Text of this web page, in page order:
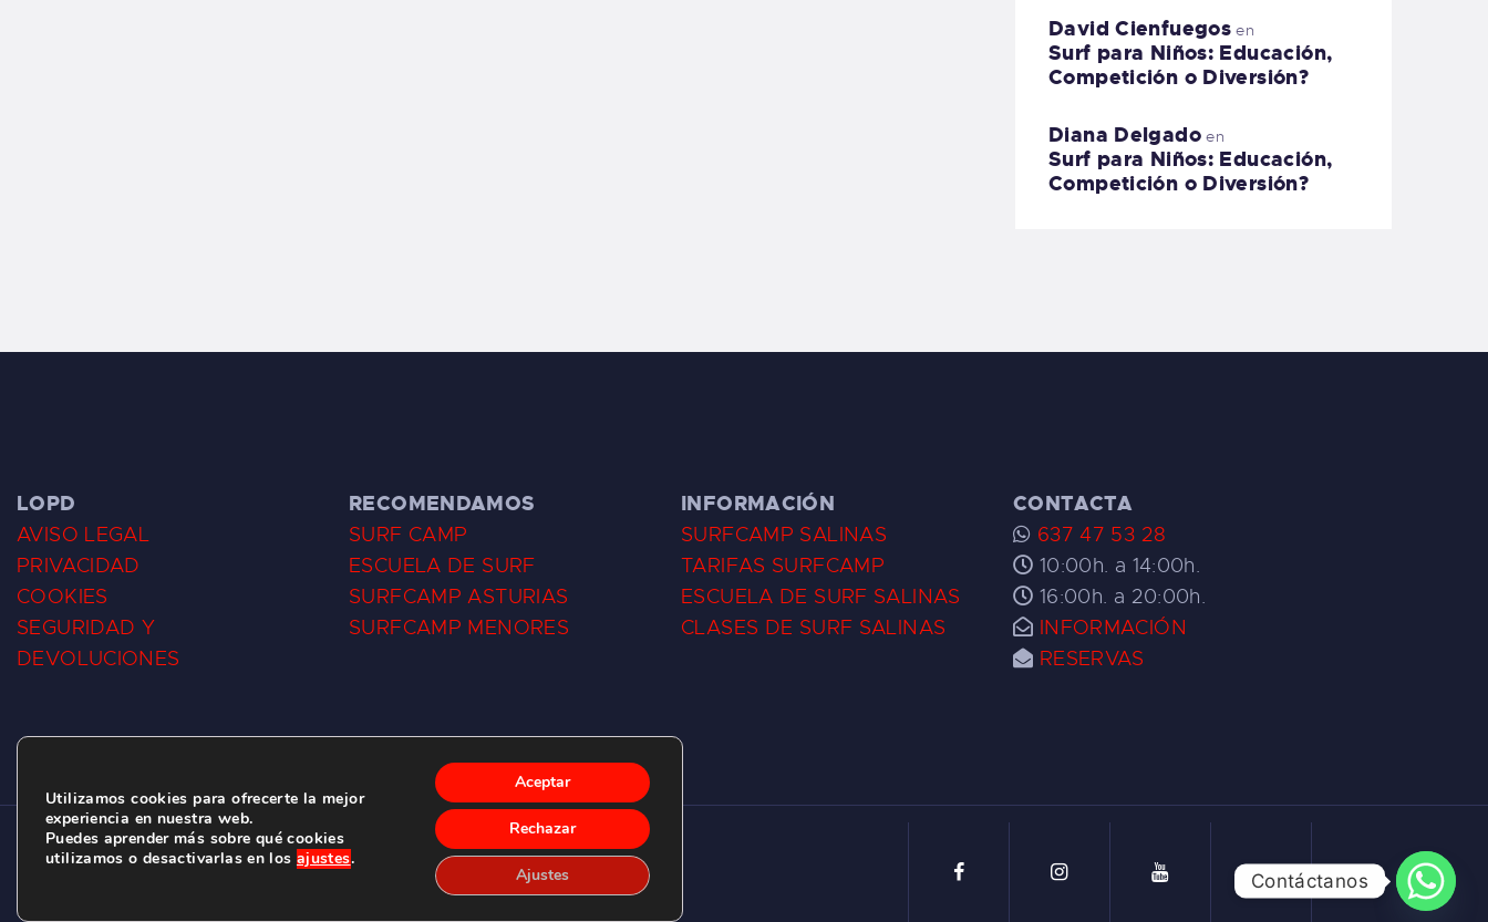
David Cienfuegos en
Surf para Niños: Educación,
Competición o Diversión?
Diana Delgadoen
Surf para Niños: Educación,
Competición o Diversión?
LOPD
AVISO LEGAL
PRIVACIDAD
COOKIES
SEGURIDAD Y
DEVOLUCIONES
RECOMENDAMOS
SURF CAMP
ESCUELA DE SURF
SURFCAMP ASTURIAS
SURFCAMP MENORES
INFORMACIÓN
SURFCAMP SALINAS
TARIFAS SURFCAMP
ESCUELA DE SURF SALINAS
CLASES DE SURF SALINAS
CONTACTA
637 47 53 28
10:00h. a 14:00h.
16:00h. a 20:00h.
INFORMACIÓN
RESERVAS
CLUB DE SURF LAS DUNAS ©2026.
C/ BERNARDO ÁLVAREZ GALAN 1, SALINAS (ASTURIAS)
Utilizamos cookies para ofrecerte la mejor
experiencia en nuestra web.
Puedes aprender más sobre qué cookies
utilizamos o desactivarlas en los ajustes.
Aceptar
Rechazar
Ajustes Contáctanos